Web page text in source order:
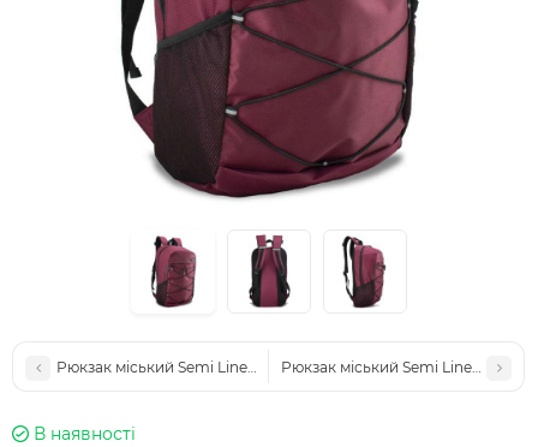
Рюкзак міський Semi Line 35 Grey/Black (A3033-1)
Рюкзак міський Semi Line 30
В наявності